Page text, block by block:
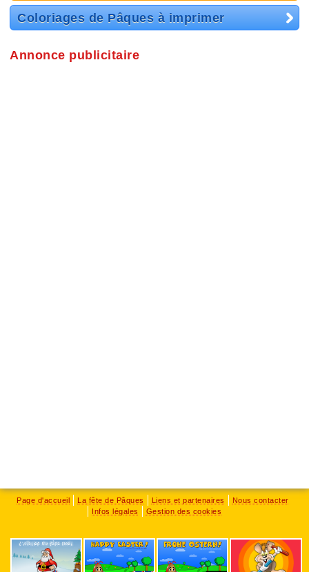
Coloriages de Pâques à imprimer
Annonce publicitaire
Page d'accueil La fête de Pâques Liens et partenaires
Nous contacter
Infos légales
Gestion des cookies